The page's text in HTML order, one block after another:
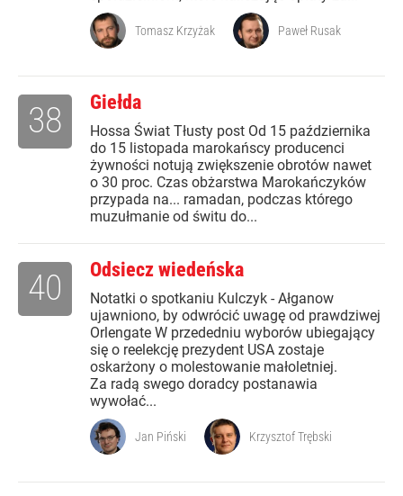
Tomasz Krzyżak Paweł Rusak
Giełda
Hossa Świat Tłusty post Od 15 października
do 15 listopada marokańscy producenci
żywności notują zwiększenie obrotów nawet
o 30 proc. Czas obżarstwa Marokańczyków
przypada na... ramadan, podczas którego
muzułmanie od świtu do...
38
Odsiecz wiedeńska
Notatki o spotkaniu Kulczyk - Ałganow
ujawniono, by odwrócić uwagę od prawdziwej
Orlengate W przededniu wyborów ubiegający
się o reelekcję prezydent USA zostaje
oskarżony o molestowanie małoletniej.
Za radą swego doradcy postanawia
wywołać...
40
Jan Piński Krzysztof Trębski